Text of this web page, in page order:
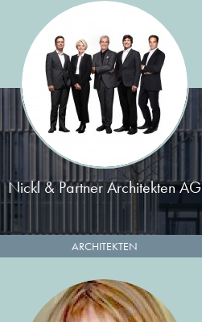
Nickl & Partner Architekten AG
ARCHITEKTEN